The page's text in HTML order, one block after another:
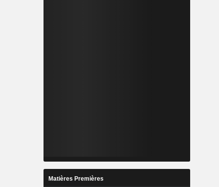
Matières Premières